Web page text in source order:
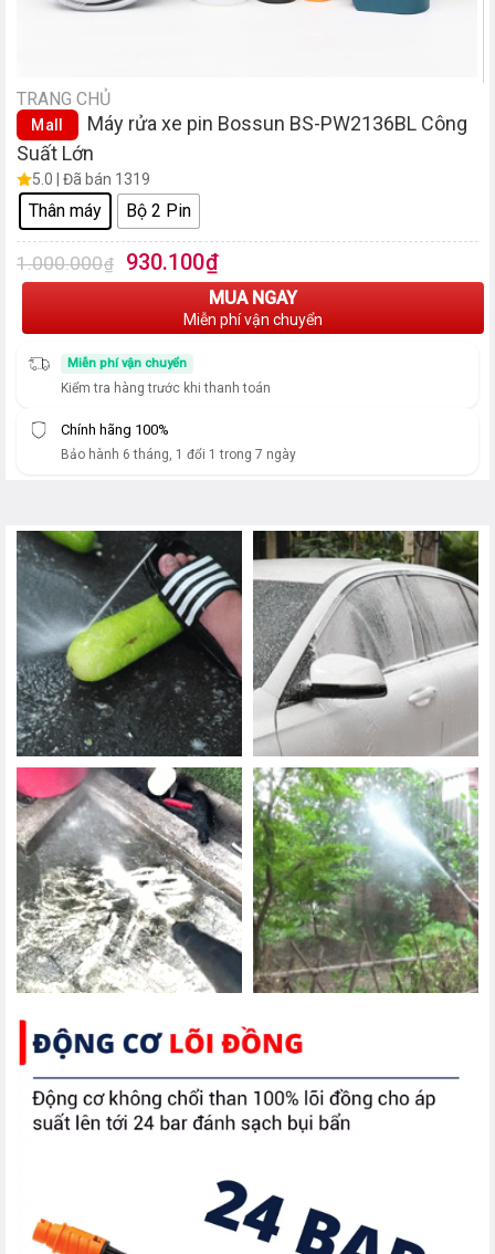
TRANG CHỦ
Mall
Máy rửa xe pin Bossun BS-PW2136BL Công
Suất Lớn
5.0 | Đã bán 1319
Thân máy Bộ 2 Pin
1.000.000₫
Giá
gốc
1.000.000₫.
930.100₫Giá
hiện
tại
là:
MUA NGAY
Miễn phí vận chuyển
Miễn phí vận chuyển
Kiểm tra hàng trước khi thanh toán
Chính hãng 100%
Bảo hành 6 tháng, 1 đổi 1 trong 7 ngày